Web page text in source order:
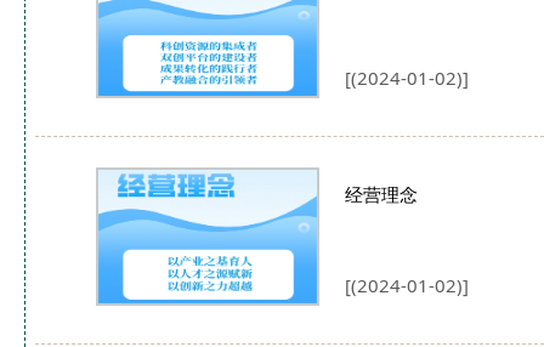
[(2024-01-02)]
经营理念
[(2024-01-02)]